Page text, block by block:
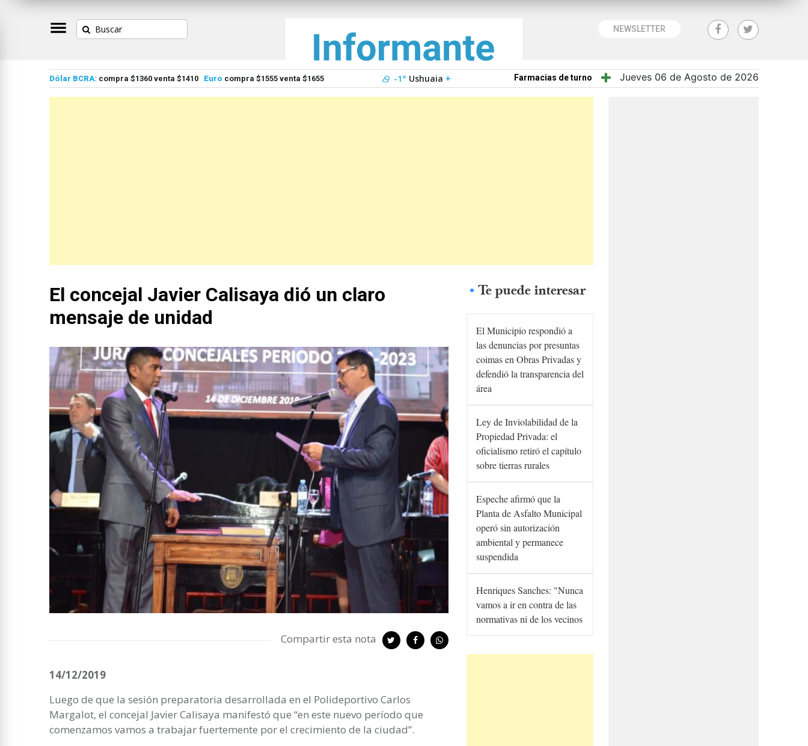
NEWSLETTER
Dólar BCRA: compra $1360 venta $1410 Euro compra $1555 venta $1655 -1° Ushuaia + Farmacias de turno Jueves 06 de Agosto de 2026
El concejal Javier Calisaya dió un claro
mensaje de unidad
Compartir esta nota
14/12/2019
Luego de que la sesión preparatoria desarrollada en el Polideportivo Carlos
Margalot, el concejal Javier Calisaya manifestó que “en este nuevo período que
comenzamos vamos a trabajar fuertemente por el crecimiento de la ciudad”.
Te puede interesar
El Municipio respondió a
las denuncias por presuntas
coimas en Obras Privadas y
defendió la transparencia del
área
Ley de Inviolabilidad de la
Propiedad Privada: el
oficialismo retiró el capítulo
sobre tierras rurales
Espeche afirmó que la
Planta de Asfalto Municipal
operó sin autorización
ambiental y permanece
suspendida
Henriques Sanches: "Nunca
vamos a ir en contra de las
normativas ni de los vecinos